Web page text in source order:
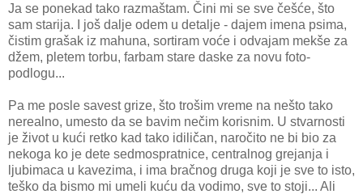
Ja se ponekad tako razmaštam. Čini mi se sve češće, što
sam starija. I još dalje odem u detalje - dajem imena psima,
čistim grašak iz mahuna, sortiram voće i odvajam mekše za
džem, pletem torbu, farbam stare daske za novu foto-
podlogu...
Pa me posle savest grize, što trošim vreme na nešto tako
nerealno, umesto da se bavim nečim korisnim. U stvarnosti
je život u kući retko kad tako idiličan, naročito ne bi bio za
nekoga ko je dete sedmospratnice, centralnog grejanja i
ljubimaca u kavezima, i ima bračnog druga koji je sve to isto,
teško da bismo mi umeli kuću da vodimo, sve to stoji... Ali